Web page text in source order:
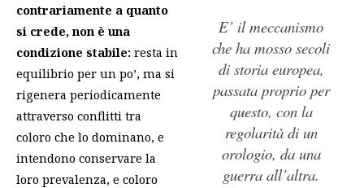
E’ il meccanismo
che ha mosso secoli
di storia europea,
passata proprio per
questo, con la
regolarità di un
orologio, da una
guerra all’altra.
contrariamente a quanto
si crede, non è una
condizione stabile: resta in
equilibrio per un po’, ma si
rigenera periodicamente
attraverso conflitti tra
coloro che lo dominano, e
intendono conservare la
loro prevalenza, e coloro